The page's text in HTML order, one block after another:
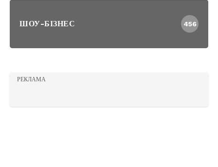
ШОУ-БІЗНЕС 456
РЕКЛАМА